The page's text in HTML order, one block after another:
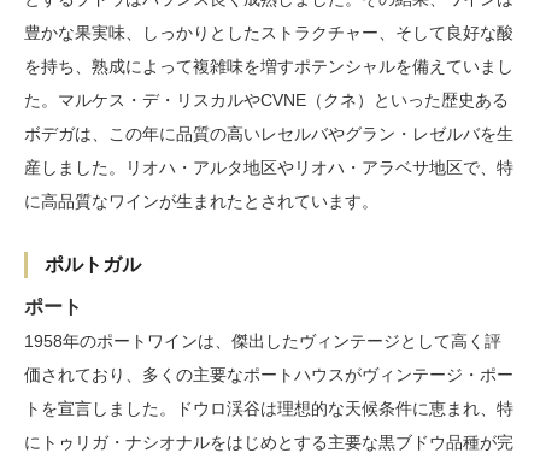
豊かな果実味、しっかりとしたストラクチャー、そして良好な酸
を持ち、熟成によって複雑味を増すポテンシャルを備えていまし
た。マルケス・デ・リスカルやCVNE（クネ）といった歴史ある
ボデガは、この年に品質の高いレセルバやグラン・レゼルバを生
産しました。リオハ・アルタ地区やリオハ・アラベサ地区で、特
に高品質なワインが生まれたとされています。
ポルトガル
ポート
1958年のポートワインは、傑出したヴィンテージとして高く評
価されており、多くの主要なポートハウスがヴィンテージ・ポー
トを宣言しました。ドウロ渓谷は理想的な天候条件に恵まれ、特
にトゥリガ・ナシオナルをはじめとする主要な黒ブドウ品種が完